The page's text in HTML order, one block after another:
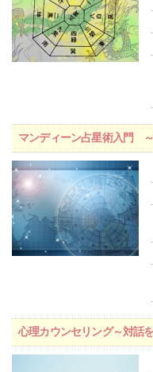
マンディーン占星術入門
心理カウンセリング～対話